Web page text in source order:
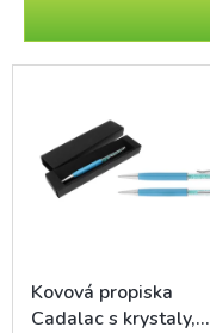
p
r
o
V
d
u
Kovová propiska
Cadalac s krystaly,